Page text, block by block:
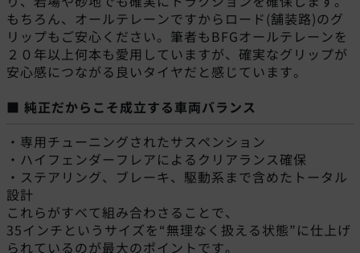
もちろん、オールテレーンですからロード(舗装路)のグ
リップもご安心ください。筆者もBFGオールテレーンを
２０年以上何本も愛用していますが、確実なグリップが
安心感につながる良いタイヤだと感じています。
■ 純正だからこそ成立する車両バランス
・専用チューニングされたサスペンション
・ハイフェンダーフレアによるクリアランス確保
・ステアリング、ブレーキ、駆動系まで含めたトータル
設計
これらがすべて組み合わさることで、
35インチというサイズを“無理なく扱える状態”に仕上げ
られているのが最大のポイントです。